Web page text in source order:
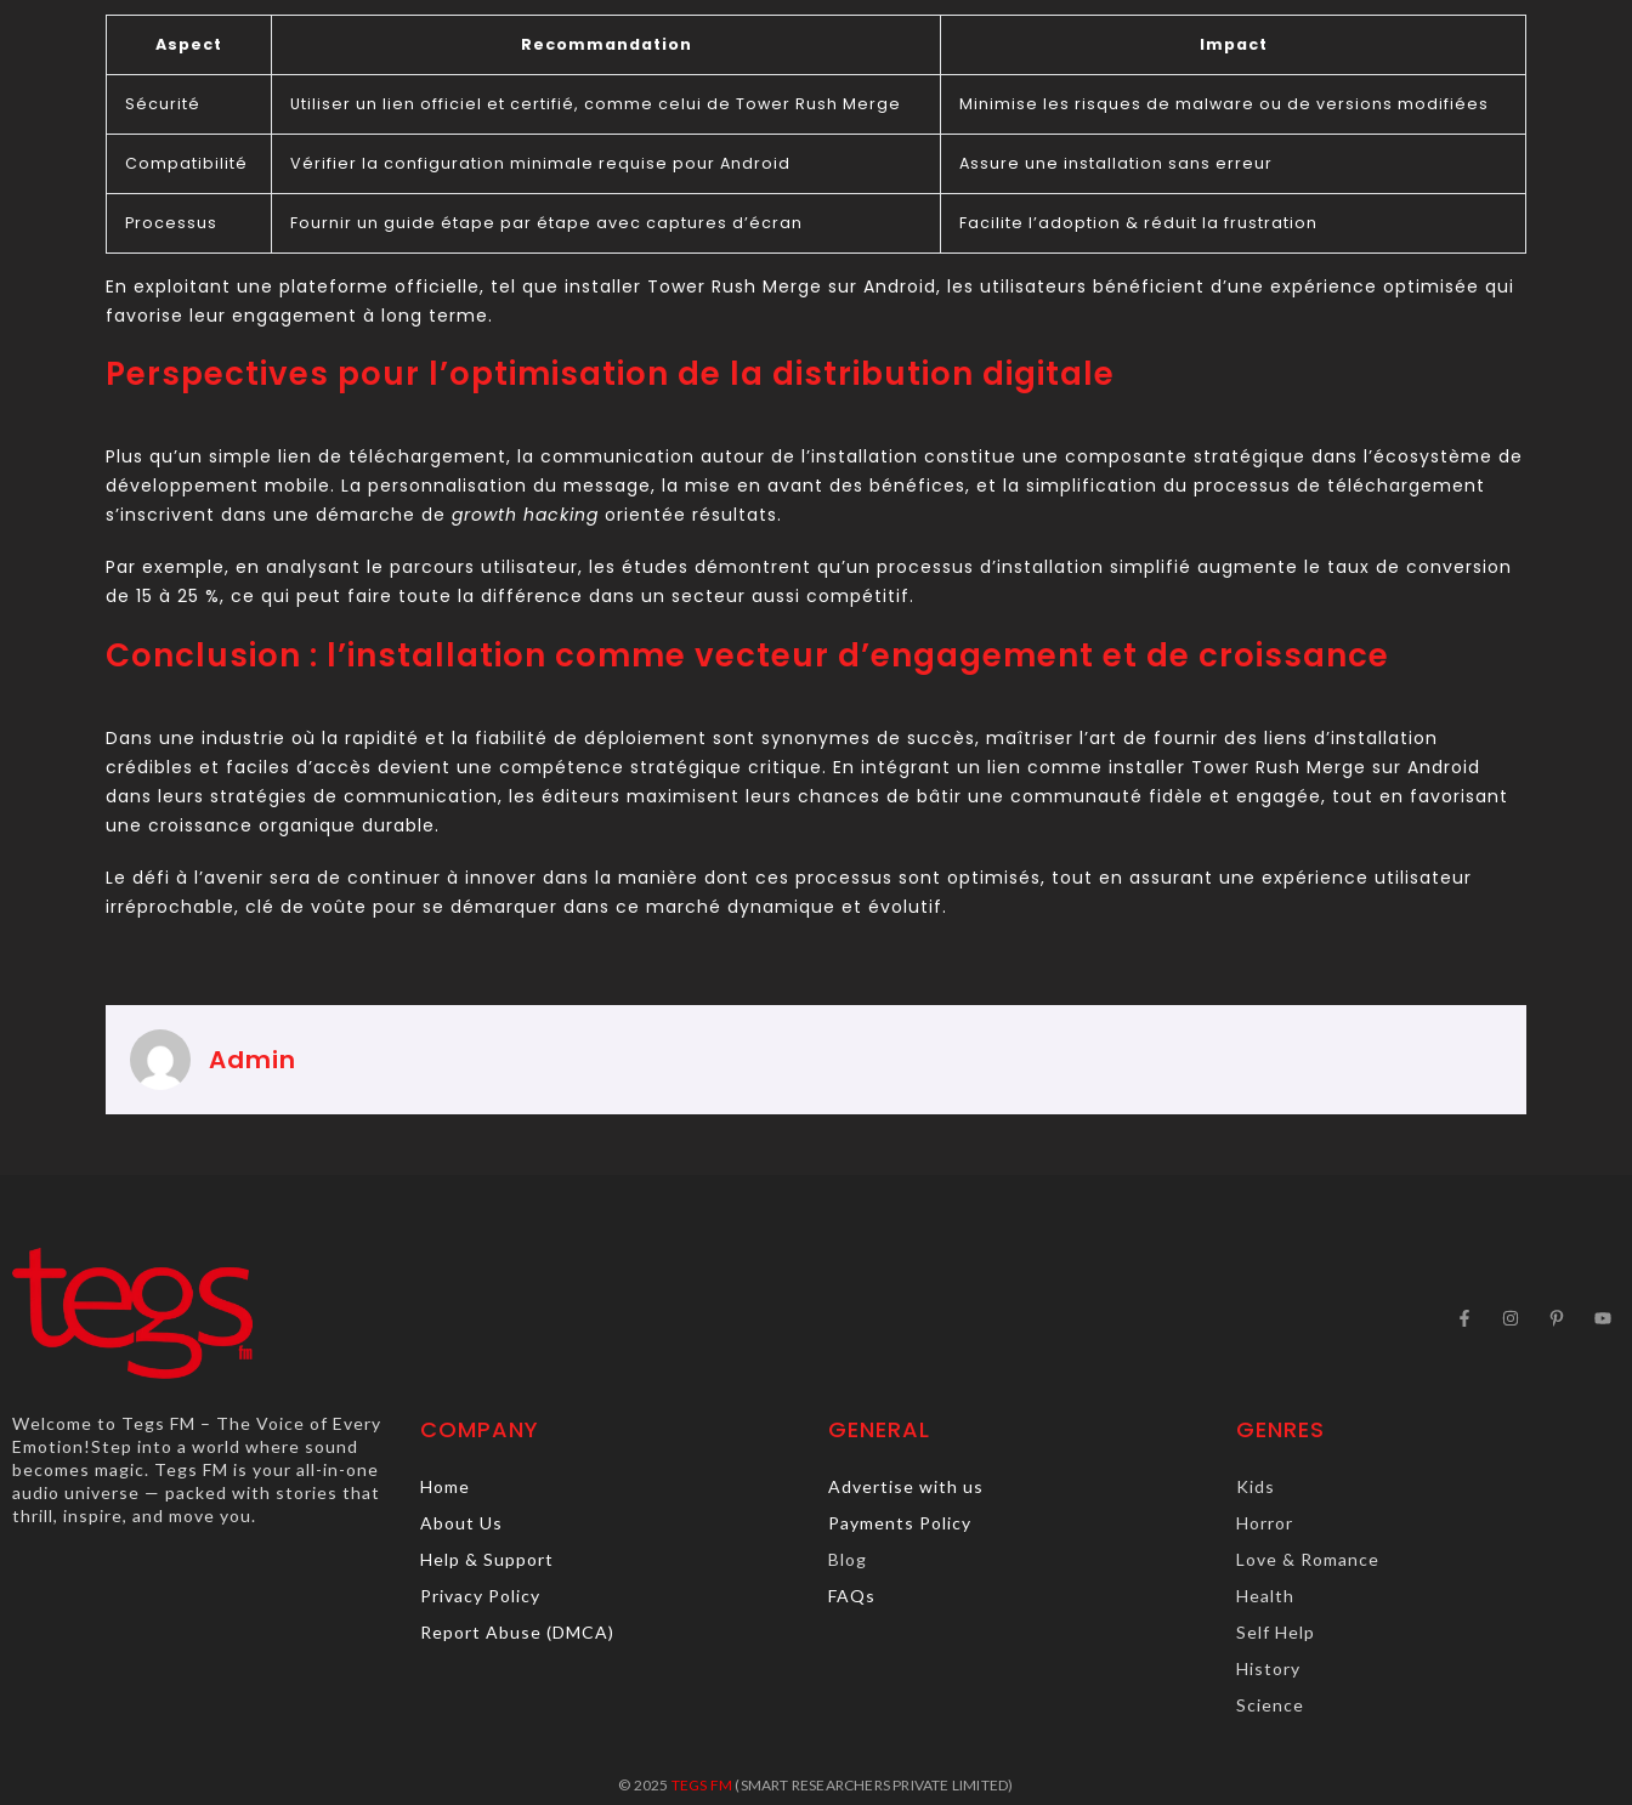
Aspect Recommandation Impact
Sécurité Utiliser un lien officiel et certifié, comme celui de Tower Rush Merge Minimise les risques de malware ou de versions modifiées
Compatibilité Vérifier la configuration minimale requise pour Android Assure une installation sans erreur
Processus Fournir un guide étape par étape avec captures d’écran Facilite l’adoption & réduit la frustration
En exploitant une plateforme officielle, tel que installer Tower Rush Merge sur Android, les utilisateurs bénéficient d’une expérience optimisée qui
favorise leur engagement à long terme.
Perspectives pour l’optimisation de la distribution digitale
Plus qu’un simple lien de téléchargement, la communication autour de l’installation constitue une composante stratégique dans l’écosystème de
développement mobile. La personnalisation du message, la mise en avant des bénéfices, et la simplification du processus de téléchargement
s’inscrivent dans une démarche de growth hacking orientée résultats.
Par exemple, en analysant le parcours utilisateur, les études démontrent qu’un processus d’installation simplifié augmente le taux de conversion
de 15 à 25 %, ce qui peut faire toute la différence dans un secteur aussi compétitif.
Conclusion : l’installation comme vecteur d’engagement et de croissance
Dans une industrie où la rapidité et la fiabilité de déploiement sont synonymes de succès, maîtriser l’art de fournir des liens d’installation
crédibles et faciles d’accès devient une compétence stratégique critique. En intégrant un lien comme installer Tower Rush Merge sur Android
dans leurs stratégies de communication, les éditeurs maximisent leurs chances de bâtir une communauté fidèle et engagée, tout en favorisant
une croissance organique durable.
Le défi à l’avenir sera de continuer à innover dans la manière dont ces processus sont optimisés, tout en assurant une expérience utilisateur
irréprochable, clé de voûte pour se démarquer dans ce marché dynamique et évolutif.
Admin
Welcome to Tegs FM – The Voice of Every
Emotion!Step into a world where sound
becomes magic. Tegs FM is your all-in-one
audio universe — packed with stories that
thrill, inspire, and move you.
COMPANY
Home
About Us
Help & Support
Privacy Policy
Report Abuse (DMCA)
GENERAL
Advertise with us
Payments Policy
Blog
FAQs
GENRES
Kids
Horror
Love & Romance
Health
Self Help
History
Science
© 2025 TEGS FM (SMART RESEARCHERS PRIVATE LIMITED)